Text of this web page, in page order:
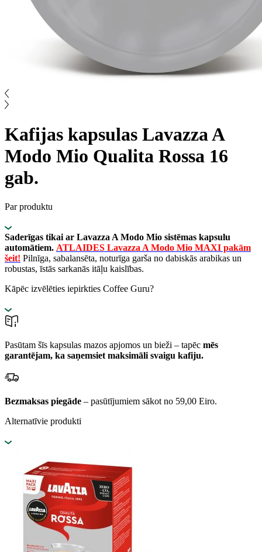
Kafijas kapsulas Lavazza A
Modo Mio Qualita Rossa 16
gab.
Par produktu
Saderīgas tikai ar Lavazza A Modo Mio sistēmas kapsulu
automātiem. ATLAIDES Lavazza A Modo Mio MAXI pakām
šeit! Pilnīga, sabalansēta, noturīga garša no dabiskās arabikas un
robustas, īstās sarkanās itāļu kaislības.
Kāpēc izvēlēties iepirkties Coffee Guru?
Pasūtam šīs kapsulas mazos apjomos un bieži – tapēc mēs
garantējam, ka saņemsiet maksimāli svaigu kafiju.
Bezmaksas piegāde – pasūtījumiem sākot no 59,00 Eiro.
Alternatīvie produkti